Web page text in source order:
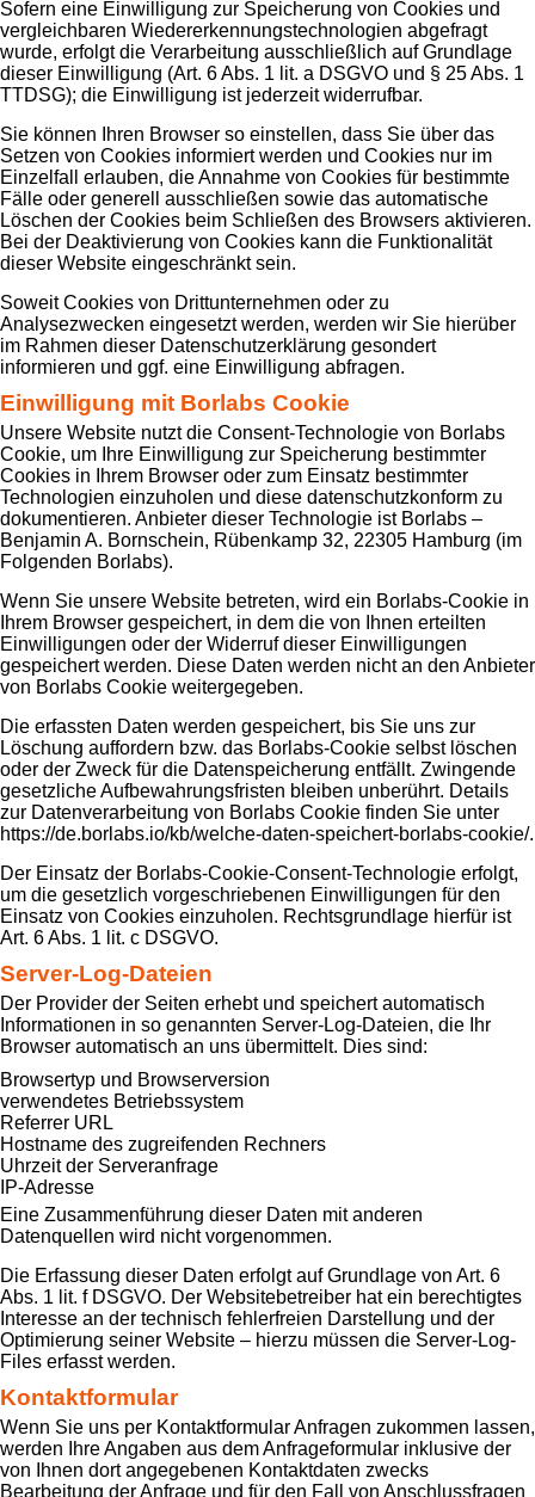
Sofern eine Einwilligung zur Speicherung von Cookies und
vergleichbaren Wiedererkennungstechnologien abgefragt
wurde, erfolgt die Verarbeitung ausschließlich auf Grundlage
dieser Einwilligung (Art. 6 Abs. 1 lit. a DSGVO und § 25 Abs. 1
TTDSG); die Einwilligung ist jederzeit widerrufbar.
Sie können Ihren Browser so einstellen, dass Sie über das
Setzen von Cookies informiert werden und Cookies nur im
Einzelfall erlauben, die Annahme von Cookies für bestimmte
Fälle oder generell ausschließen sowie das automatische
Löschen der Cookies beim Schließen des Browsers aktivieren.
Bei der Deaktivierung von Cookies kann die Funktionalität
dieser Website eingeschränkt sein.
Soweit Cookies von Drittunternehmen oder zu
Analysezwecken eingesetzt werden, werden wir Sie hierüber
im Rahmen dieser Datenschutzerklärung gesondert
informieren und ggf. eine Einwilligung abfragen.
Einwilligung mit Borlabs Cookie
Unsere Website nutzt die Consent-Technologie von Borlabs
Cookie, um Ihre Einwilligung zur Speicherung bestimmter
Cookies in Ihrem Browser oder zum Einsatz bestimmter
Technologien einzuholen und diese datenschutzkonform zu
dokumentieren. Anbieter dieser Technologie ist Borlabs –
Benjamin A. Bornschein, Rübenkamp 32, 22305 Hamburg (im
Folgenden Borlabs).
Wenn Sie unsere Website betreten, wird ein Borlabs-Cookie in
Ihrem Browser gespeichert, in dem die von Ihnen erteilten
Einwilligungen oder der Widerruf dieser Einwilligungen
gespeichert werden. Diese Daten werden nicht an den Anbieter
von Borlabs Cookie weitergegeben.
Die erfassten Daten werden gespeichert, bis Sie uns zur
Löschung auffordern bzw. das Borlabs-Cookie selbst löschen
oder der Zweck für die Datenspeicherung entfällt. Zwingende
gesetzliche Aufbewahrungsfristen bleiben unberührt. Details
zur Datenverarbeitung von Borlabs Cookie finden Sie unter
https://de.borlabs.io/kb/welche-daten-speichert-borlabs-cookie/.
Der Einsatz der Borlabs-Cookie-Consent-Technologie erfolgt,
um die gesetzlich vorgeschriebenen Einwilligungen für den
Einsatz von Cookies einzuholen. Rechtsgrundlage hierfür ist
Art. 6 Abs. 1 lit. c DSGVO.
Server-Log-Dateien
Der Provider der Seiten erhebt und speichert automatisch
Informationen in so genannten Server-Log-Dateien, die Ihr
Browser automatisch an uns übermittelt. Dies sind:
Browsertyp und Browserversion
verwendetes Betriebssystem
Referrer URL
Hostname des zugreifenden Rechners
Uhrzeit der Serveranfrage
IP-Adresse
Eine Zusammenführung dieser Daten mit anderen
Datenquellen wird nicht vorgenommen.
Die Erfassung dieser Daten erfolgt auf Grundlage von Art. 6
Abs. 1 lit. f DSGVO. Der Websitebetreiber hat ein berechtigtes
Interesse an der technisch fehlerfreien Darstellung und der
Optimierung seiner Website – hierzu müssen die Server-Log-
Files erfasst werden.
Kontaktformular
Wenn Sie uns per Kontaktformular Anfragen zukommen lassen,
werden Ihre Angaben aus dem Anfrageformular inklusive der
von Ihnen dort angegebenen Kontaktdaten zwecks
Bearbeitung der Anfrage und für den Fall von Anschlussfragen